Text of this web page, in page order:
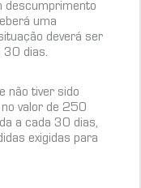
descumprimento
uma
deverá ser
30 dias.
não tiver sido
valor de 250
a cada 30 dias,
exigidas para